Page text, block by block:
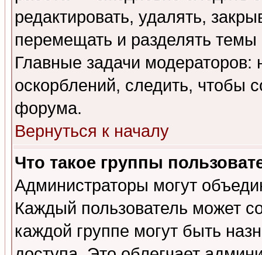
редактировать, удалять,
перемещать и разделять
Главные задачи
оскорблений, следить, чтобы
форума.
Вернуться к началу
Что такое группы
Администраторы могут
Каждый пользователь может
каждой группе могут быть